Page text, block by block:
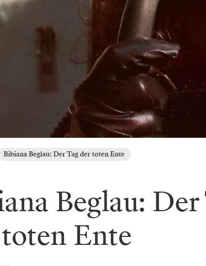
Bibiana Beglau: Der Tag der toten Ente
Beglau: Der
Ente